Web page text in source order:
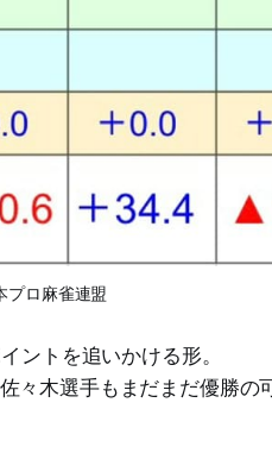
プロ麻雀連盟
ントを追いかける形。
々木選手もまだまだ優勝の